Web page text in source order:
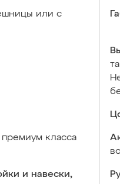
или с
премиум класса
и навески,